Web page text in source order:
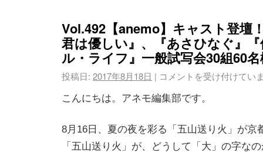
Vol.492【anemo】キャスト登壇
君は優しい』、『あさひなぐ』
ル・ライフ』一般試写会30組60
投稿日: 2017年8月18日 | コメントを受け付けてい
こんにちは。アネモ編集部です。
8月16日、夏の夜を彩る「五山送り火」が京
「五山送り火」が、どうして「大」の字な